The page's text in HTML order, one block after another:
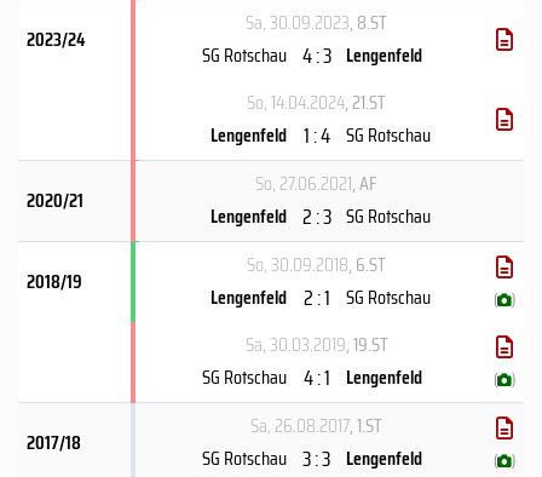
2023/24
Sa, 30.09.2023, 8.ST
SG Rotschau 4 : 3 Lengenfeld
So, 14.04.2024, 21.ST
Lengenfeld 1 : 4 SG Rotschau
2020/21
So, 27.06.2021, AF
Lengenfeld 2 : 3 SG Rotschau
2018/19
So, 30.09.2018, 6.ST
Lengenfeld 2 : 1 SG Rotschau ( )
Sa, 30.03.2019, 19.ST
SG Rotschau 4 : 1 Lengenfeld ( )
2017/18
Sa, 26.08.2017, 1.ST
SG Rotschau 3 : 3 Lengenfeld ( )